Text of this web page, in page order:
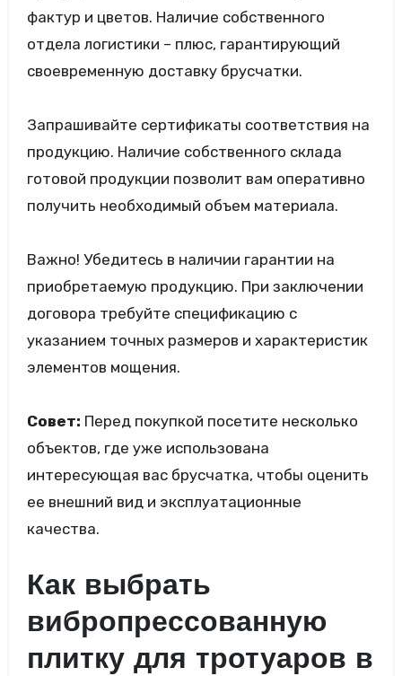
фактур и цветов. Наличие собственного
отдела логистики – плюс, гарантирующий
своевременную доставку брусчатки.
Запрашивайте сертификаты соответствия на
продукцию. Наличие собственного склада
готовой продукции позволит вам оперативно
получить необходимый объем материала.
Важно! Убедитесь в наличии гарантии на
приобретаемую продукцию. При заключении
договора требуйте спецификацию с
указанием точных размеров и характеристик
элементов мощения.
Совет: Перед покупкой посетите несколько
объектов, где уже использована
интересующая вас брусчатка, чтобы оценить
ее внешний вид и эксплуатационные
качества.
Как выбрать
вибропрессованную
плитку для тротуаров в